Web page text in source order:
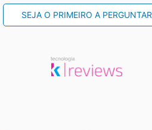
SEJA O PRIMEIRO A PERGUNTAR